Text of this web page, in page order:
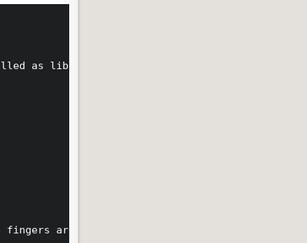
as libraries
are attached to